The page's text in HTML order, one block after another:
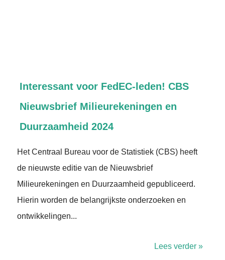
Interessant voor FedEC-leden! CBS
Nieuwsbrief Milieurekeningen en
Duurzaamheid 2024
Het Centraal Bureau voor de Statistiek (CBS) heeft
de nieuwste editie van de Nieuwsbrief
Milieurekeningen en Duurzaamheid gepubliceerd.
Hierin worden de belangrijkste onderzoeken en
ontwikkelingen...
Lees verder »